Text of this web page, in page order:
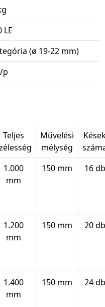
LE
(ø 19-22 mm)
p
Teljes
Művelési
mélység
1.000
mm
150 mm 16 db
1.200
mm
150 mm 20 db
1.400
mm
150 mm 24 db